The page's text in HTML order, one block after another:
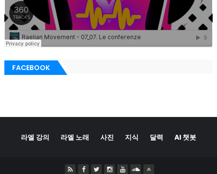
FACEBOOK
라엘 강의 라엘 노래 사진 지식 달력 AI 챗봇